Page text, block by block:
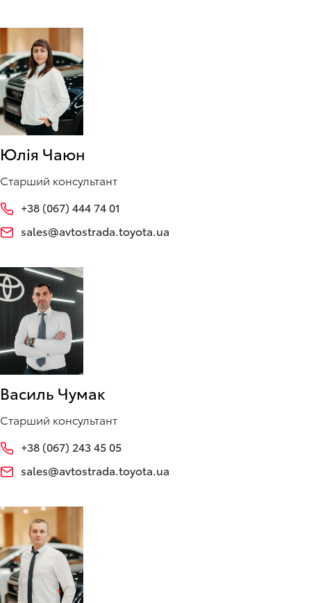
Юлія Чаюн
Старший консультант
+38 (067) 444 74 01
sales@avtostrada.toyota.ua
Василь Чумак
Старший консультант
+38 (067) 243 45 05
sales@avtostrada.toyota.ua